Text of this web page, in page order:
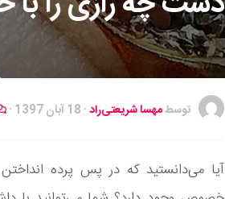
توسطمهسا شریعتی‌راد· 18 آبان 1397 ·
آیا می‌دانستید که در پس پرده